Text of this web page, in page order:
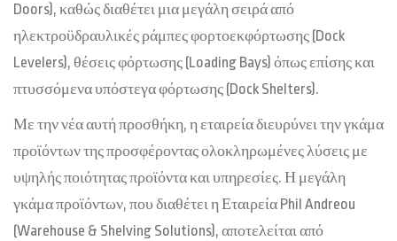
Doors), καθώς διαθέτει μια μεγάλη σειρά από
ηλεκτροϋδραυλικές ράμπες φορτοεκφόρτωσης (Dock
Levelers), θέσεις φόρτωσης (Loading Bays) όπως επίσης και
πτυσσόμενα υπόστεγα φόρτωσης (Dock Shelters).
Με την νέα αυτή προσθήκη, η εταιρεία διευρύνει την γκάμα
προϊόντων της προσφέροντας ολοκληρωμένες λύσεις με
υψηλής ποιότητας προϊόντα και υπηρεσίες. Η μεγάλη
γκάμα προϊόντων, που διαθέτει η Εταιρεία Phil Andreou
(Warehouse & Shelving Solutions), αποτελείται από